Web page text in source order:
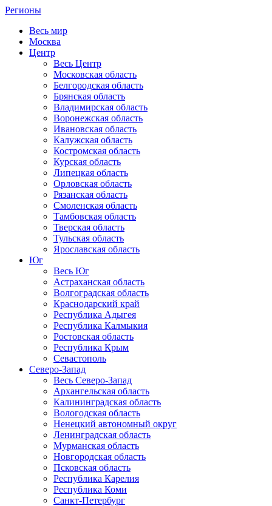
Регионы
Весь мир
Москва
Центр
Весь Центр
Московская область
Белгородская область
Брянская область
Владимирская область
Воронежская область
Ивановская область
Калужская область
Костромская область
Курская область
Липецкая область
Орловская область
Рязанская область
Смоленская область
Тамбовская область
Тверская область
Тульская область
Ярославская область
Юг
Весь Юг
Астраханская область
Волгоградская область
Краснодарский край
Республика Адыгея
Республика Калмыкия
Ростовская область
Республика Крым
Севастополь
Северо-Запад
Весь Северо-Запад
Архангельская область
Калининградская область
Вологодская область
Ненецкий автономный округ
Ленинградская область
Мурманская область
Новгородская область
Псковская область
Республика Карелия
Республика Коми
Санкт-Петербург